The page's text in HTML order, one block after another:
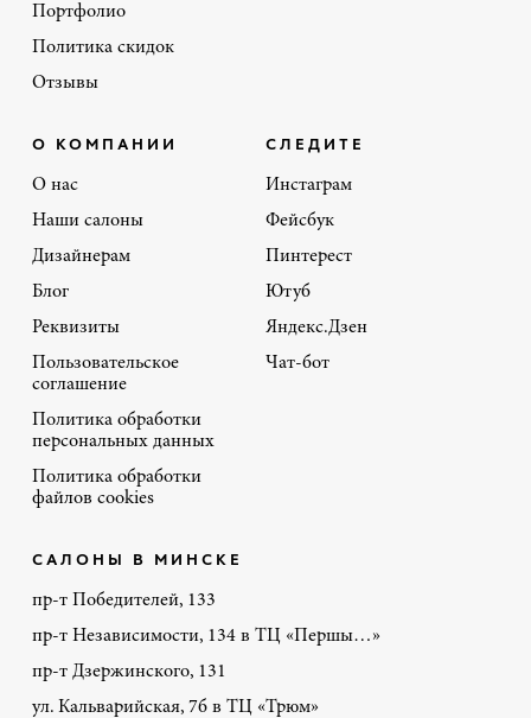
Портфолио
Политика скидок
Отзывы
О КОМПАНИИ
О нас
Наши салоны
Дизайнерам
Блог
Реквизиты
Пользовательское
соглашение
Политика обработки
персональных данных
Политика обработки
файлов cookies
СЛЕДИТЕ
Инстаграм
Фейсбук
Пинтерест
Ютуб
Яндекс.Дзен
Чат-бот
САЛОНЫ В МИНСКЕ
пр-т Победителей, 133
пр-т Независимости, 134 в ТЦ «Першы…»
пр-т Дзержинского, 131
ул. Кальварийская, 7б в ТЦ «Трюм»